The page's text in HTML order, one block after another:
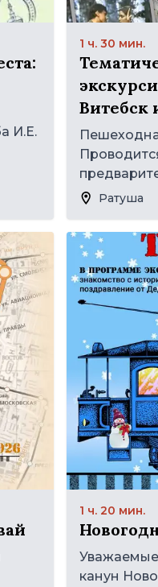
И.Е.
1 ч. 30 мин.
Витебск
Ратуша
1 ч. 20 мин.
Уважаемые
канун